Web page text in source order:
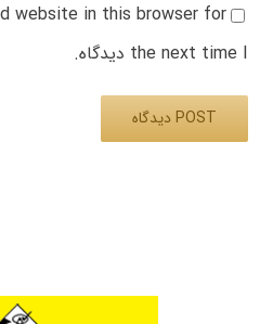
website in this browser for
the next time I دیدگاه.